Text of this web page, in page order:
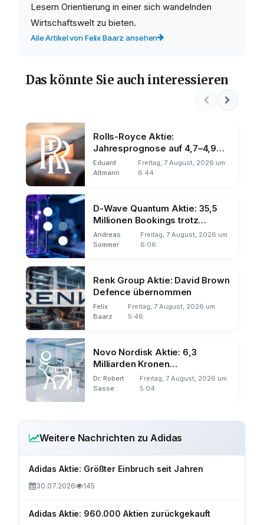
Lesern Orientierung in einer sich wandelnden
Wirtschaftswelt zu bieten.
Alle Artikel von Felix Baarz ansehen
Das könnte Sie auch interessieren
Rolls-Royce Aktie:
Jahresprognose auf 4,7–4,9
Mrd. Pfund angehoben
Eduard
Altmann
Freitag, 7 August, 2026 um
6:44
D-Wave Quantum Aktie: 35,5
Millionen Bookings trotz
Umsatz-Miss
Andreas
Sommer
Freitag, 7 August, 2026 um
6:06
Renk Group Aktie: David Brown
Defence übernommen
Felix
Baarz
Freitag, 7 August, 2026 um
5:46
Novo Nordisk Aktie: 6,3
Milliarden Kronen
abgeschrieben
Dr. Robert
Sasse
Freitag, 7 August, 2026 um
5:04
Weitere Nachrichten zu Adidas
Adidas Aktie: Größter Einbruch seit Jahren
30.07.2026 145
Adidas Aktie: 960.000 Aktien zurückgekauft